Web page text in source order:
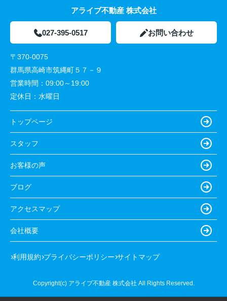
アライブ不動産 株式会社
027-395-0517 お問い合わせ
〒370-0075
群馬県高崎市筑縄町５７－９
営業時間： 09:00～19:00
定休日： 水曜日
トップページ
スタッフ
お客様の声
ブログ
アクセスマップ
会社概要
利用規約 プライバシーポリシー サイトマップ
Copyright(c) アライブ不動産 株式会社 All Rights Reserved.